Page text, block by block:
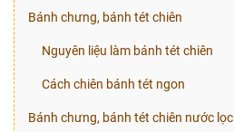
Bánh chưng, bánh tét chiên
Nguyên liệu làm bánh tét chiên
Cách chiên bánh tét ngon
Bánh chưng, bánh tét chiên nước lọc